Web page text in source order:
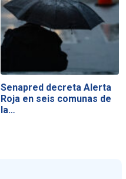
Senapred decreta Alerta
Roja en seis comunas de
la…